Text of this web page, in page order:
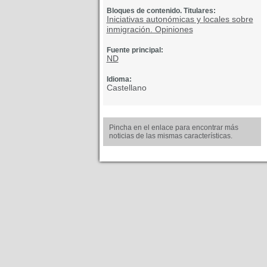
Bloques de contenido. Titulares:
Iniciativas autonómicas y locales sobre
inmigración. Opiniones
Fuente principal:
ND
Idioma:
Castellano
Pincha en el enlace para encontrar más
noticias de las mismas características.